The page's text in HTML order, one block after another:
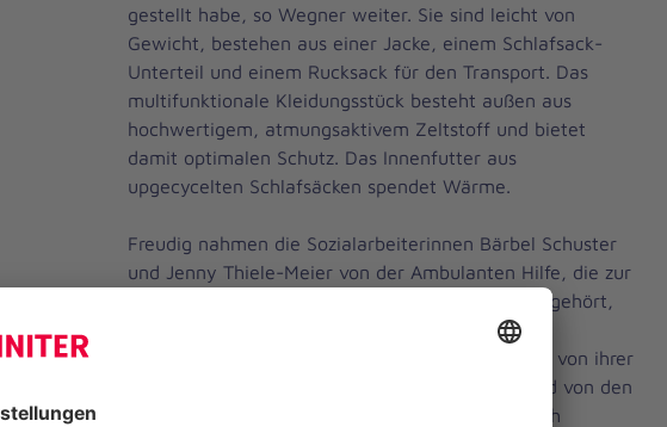
gestellt habe, so Wegner weiter. Sie sind leicht von
Gewicht, bestehen aus einer Jacke, einem Schlafsack-
Unterteil und einem Rucksack für den Transport. Das
multifunktionale Kleidungsstück besteht außen aus
hochwertigem, atmungsaktivem Zeltstoff und bietet
damit optimalen Schutz. Das Innenfutter aus
upgecycelten Schlafsäcken spendet Wärme.
Freudig nahmen die Sozialarbeiterinnen Bärbel Schuster
und Jenny Thiele-Meier von der Ambulanten Hilfe, die zur
Diakonischen Gesellschaft Wohnen und Beraten gehört,
die Sheltersuits in Empfang. Sie berichteten
Bürgermeister Klaus Saemann und Marc Wegner von ihrer
täglichen Arbeit, von den Herausforderungen und von den
prekären Nöten der Betroffenen. „Peine kann sich